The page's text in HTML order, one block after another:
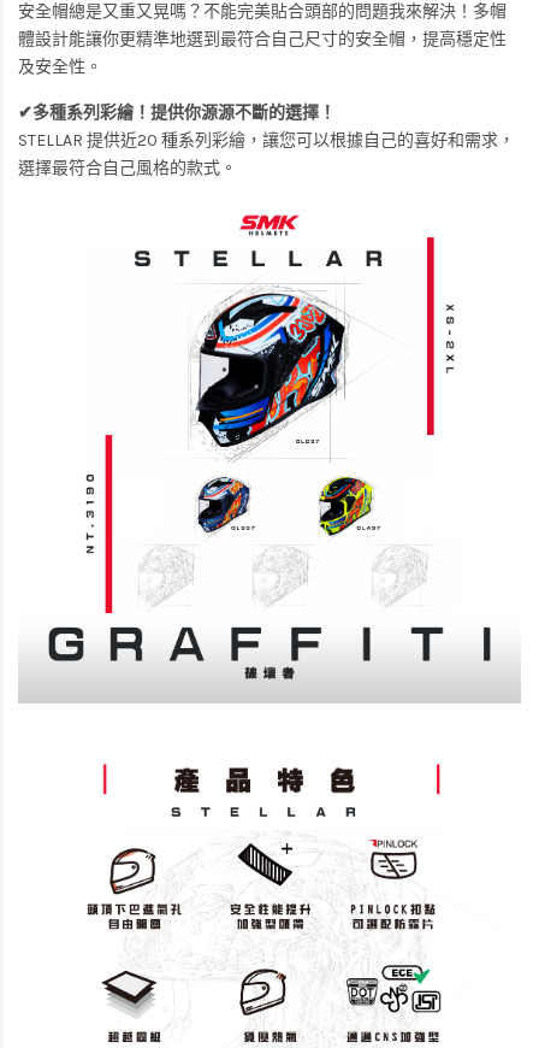
安全帽總是又重又晃嗎？不能完美貼合頭部的問題我來解決！多帽
體設計能讓你更精準地選到最符合自己尺寸的安全帽，提高穩定性
及安全性。
✔多種系列彩繪！提供你源源不斷的選擇！
STELLAR 提供近20 種系列彩繪，讓您可以根據自己的喜好和需求，
選擇最符合自己風格的款式。